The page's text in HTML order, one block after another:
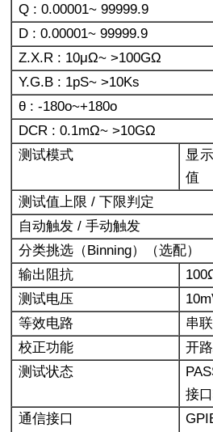
Q : 0.00001~ 99999.9
D : 0.00001~ 99999.9
Z.X.R : 10μΩ~ >100GΩ
Y.G.B : 1pS~ >10Ks
θ : -180o~+180o
DCR : 0.1mΩ~ >10GΩ
测试模式
显
值
测试值上限 / 下限判定
自动触发 / 手动触发
分类挑选（Binning）（选配）
输出阻抗
100
测试电压
等效电路
串
校正功能
开
测试状态
接
通信接口